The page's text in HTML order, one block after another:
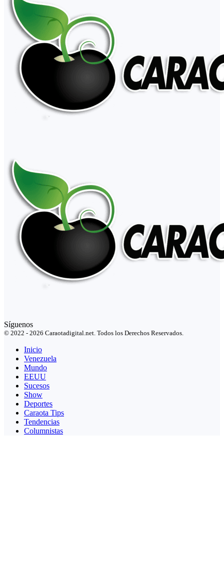
Síguenos
© 2022 - 2026 Caraotadigital.net. Todos los Derechos Reservados.
Inicio
Venezuela
Mundo
EEUU
Sucesos
Show
Deportes
Caraota Tips
Tendencias
Columnistas